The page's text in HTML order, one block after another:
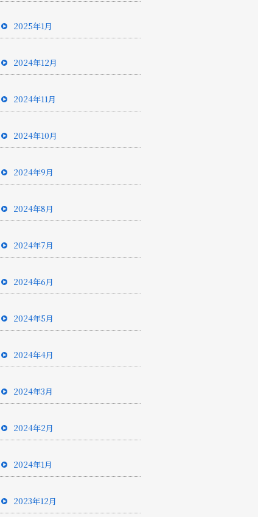
2025年1月
2024年12月
2024年11月
2024年10月
2024年9月
2024年8月
2024年7月
2024年6月
2024年5月
2024年4月
2024年3月
2024年2月
2024年1月
2023年12月